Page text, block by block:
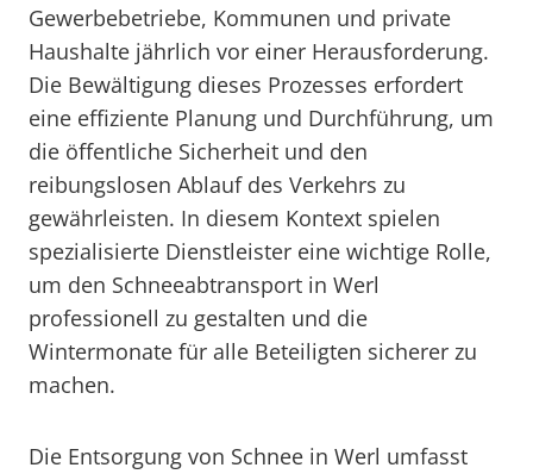
Gewerbebetriebe, Kommunen und private
Haushalte jährlich vor einer Herausforderung.
Die Bewältigung dieses Prozesses erfordert
eine effiziente Planung und Durchführung, um
die öffentliche Sicherheit und den
reibungslosen Ablauf des Verkehrs zu
gewährleisten. In diesem Kontext spielen
spezialisierte Dienstleister eine wichtige Rolle,
um den Schneeabtransport in Werl
professionell zu gestalten und die
Wintermonate für alle Beteiligten sicherer zu
machen.
Die Entsorgung von Schnee in Werl umfasst